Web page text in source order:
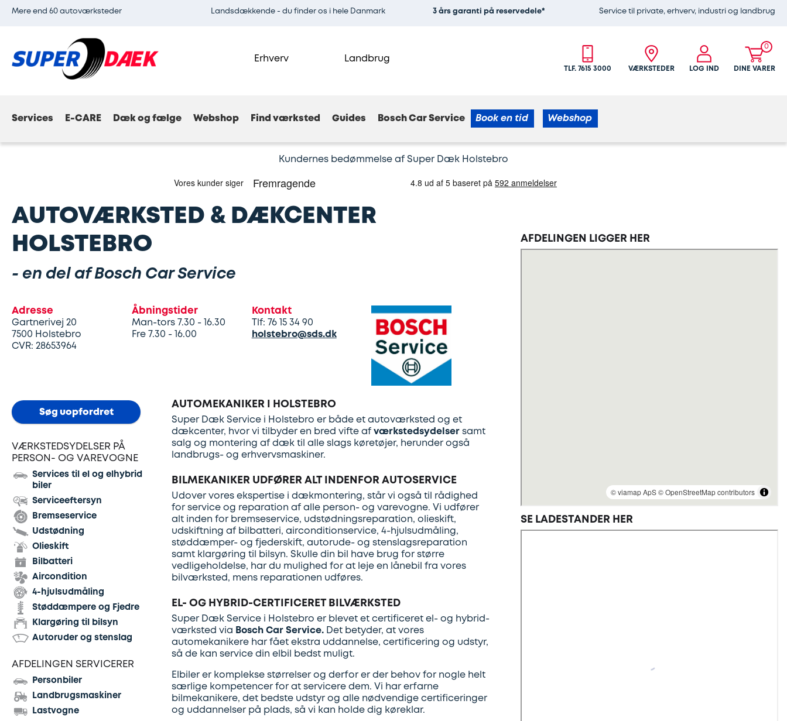
Mere end 60 autoværksteder Landsdækkende - du finder os i hele Danmark 3 års garanti på reservedele* Service til private, erhverv, industri og landbrug
TLF. 7615 3000 VÆRKSTEDER LOG IND
0
DINE VARER
Erhverv Landbrug
Services E-CARE Dæk og fælge Webshop Find værksted Guides Bosch Car Service Book en tid Webshop
Kundernes bedømmelse af Super Dæk Holstebro
AUTOVÆRKSTED & DÆKCENTER
HOLSTEBRO
- en del af Bosch Car Service
Adresse
Gartnerivej 20
7500 Holstebro
CVR: 28653964
Åbningstider
Man-tors 7.30 - 16.30
Fre 7.30 - 16.00
Kontakt
Tlf: 76 15 34 90
holstebro@sds.dk
Søg uopfordret
VÆRKSTEDSYDELSER PÅ
PERSON- OG VAREVOGNE
Services til el og elhybrid
biler
Serviceeftersyn
Bremseservice
Udstødning
Olieskift
Bilbatteri
Aircondition
4-hjulsudmåling
Støddæmpere og Fjedre
Klargøring til bilsyn
Autoruder og stenslag
AFDELINGEN SERVICERER
Personbiler
Landbrugsmaskiner
Lastvogne
AUTOMEKANIKER I HOLSTEBRO
Super Dæk Service i Holstebro er både et autoværksted og et
dækcenter, hvor vi tilbyder en bred vifte afværkstedsydelser samt
salg og montering af dæk til alle slags køretøjer, herunder også
landbrugs- og erhvervsmaskiner.
BILMEKANIKER UDFØRER ALT INDENFOR AUTOSERVICE
Udover vores ekspertise i dækmontering, står vi også til rådighed
for service og reparation af alle person- og varevogne. Vi udfører
alt inden for bremseservice, udstødningsreparation, olieskift,
udskiftning af bilbatteri, airconditionservice, 4-hjulsudmåling,
støddæmper- og fjederskift, autorude- og stenslagsreparation
samt klargøring til bilsyn. Skulle din bil have brug for større
vedligeholdelse, har du mulighed for at leje en lånebil fra vores
bilværksted, mens reparationen udføres.
EL- OG HYBRID-CERTIFICERET BILVÆRKSTED
Super Dæk Service i Holstebro er blevet et certificeret el- og hybrid-
værksted via Bosch Car Service. Det betyder, at vores
automekanikere har fået ekstra uddannelse, certificering og udstyr,
så de kan service din elbil bedst muligt.
Elbiler er komplekse størrelser og derfor er der behov for nogle helt
særlige kompetencer for at servicere dem. Vi har erfarne
bilmekanikere, det bedste udstyr og alle nødvendige certificeringer
og uddannelser på plads, så vi kan holde dig køreklar.
Afdelingen ligger her
Se ladestander her